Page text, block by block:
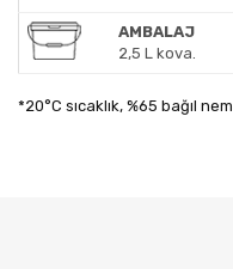
AMBALAJ
2,5 L kova.
*20°C sıcaklık, %65 bağıl